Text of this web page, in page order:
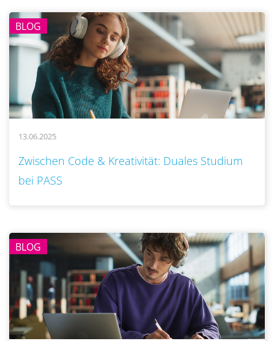
BLOG
13.06.2025
Zwischen Code & Kreativität: Duales Studium
bei PASS
BLOG